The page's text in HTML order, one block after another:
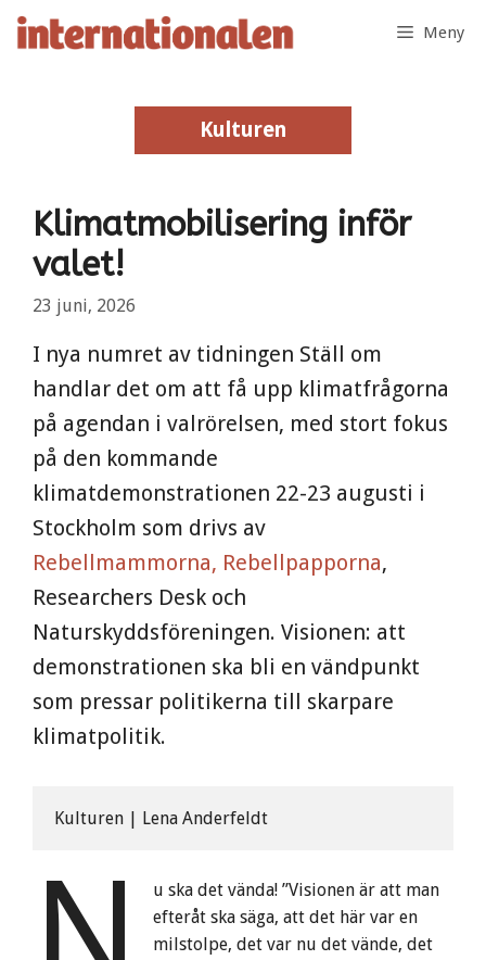
Hoppa
Meny
Kulturen
Kulturen
Klimatmobilisering inför
valet!
23 juni, 2026
I nya numret av tidningen Ställ om
handlar det om att få upp klimatfrågorna
på agendan i valrörelsen, med stort fokus
på den kommande
klimatdemonstrationen 22-23 augusti i
Stockholm som drivs av
Rebellmammorna, Rebellpapporna,
Researchers Desk och
Naturskyddsföreningen. Visionen: att
demonstrationen ska bli en vändpunkt
som pressar politikerna till skarpare
klimatpolitik.
Kulturen | Lena Anderfeldt
u ska det vända! ”Visionen är att man
efteråt ska säga, att det här var en
milstolpe, det var nu det vände, det